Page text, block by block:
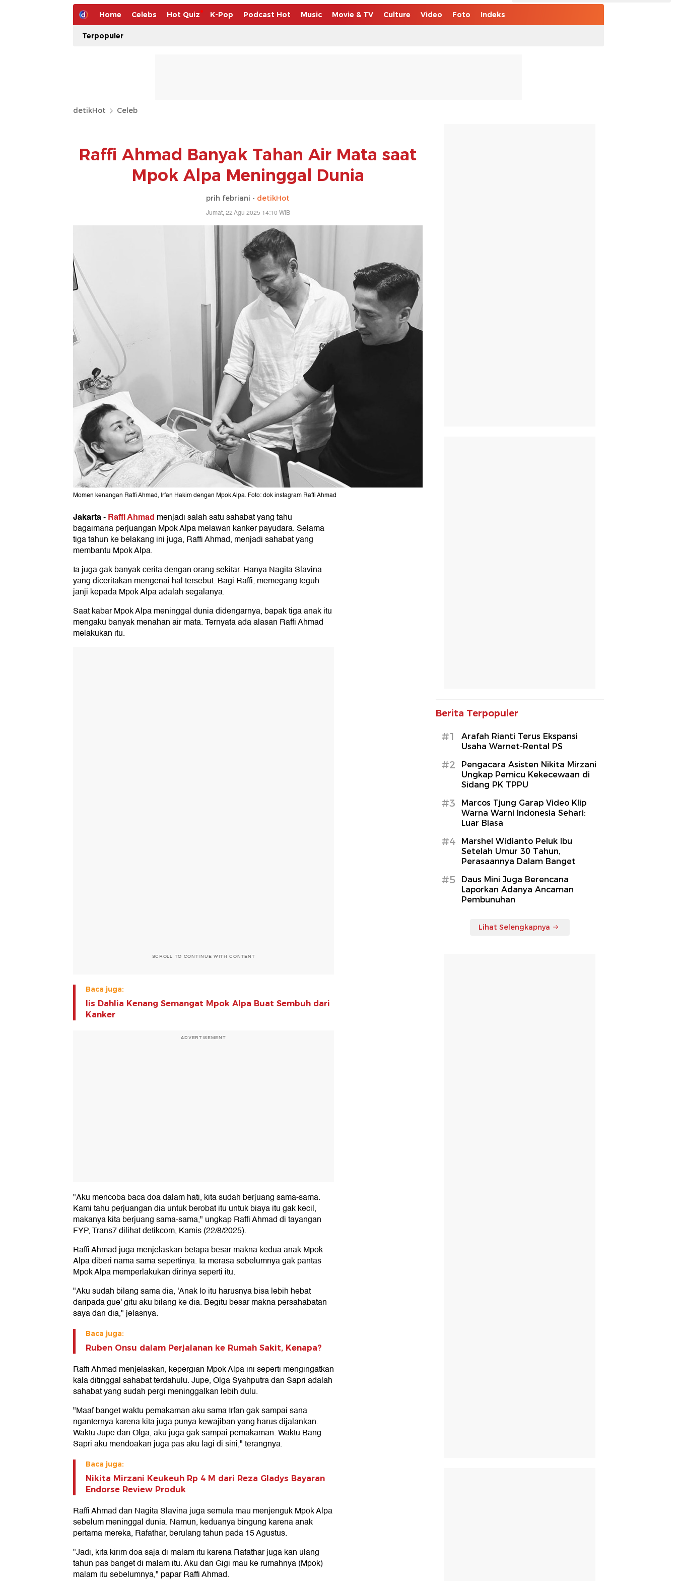
Home Celebs Hot Quiz K-Pop Podcast Hot Music Movie & TV Culture Video Foto Indeks
Terpopuler
detikHot Celeb
Raffi Ahmad Banyak Tahan Air Mata saat
Mpok Alpa Meninggal Dunia
prih febriani - detikHot
Jumat, 22 Agu 2025 14:10 WIB
Momen kenangan Raffi Ahmad, Irfan Hakim dengan Mpok Alpa. Foto: dok instagram Raffi Ahmad
Jakarta-Raffi Ahmad menjadi salah satu sahabat yang tahu
bagaimana perjuangan Mpok Alpa melawan kanker payudara. Selama
tiga tahun ke belakang ini juga, Raffi Ahmad, menjadi sahabat yang
membantu Mpok Alpa.
Ia juga gak banyak cerita dengan orang sekitar. Hanya Nagita Slavina
yang diceritakan mengenai hal tersebut. Bagi Raffi, memegang teguh
janji kepada Mpok Alpa adalah segalanya.
Saat kabar Mpok Alpa meninggal dunia didengarnya, bapak tiga anak itu
mengaku banyak menahan air mata. Ternyata ada alasan Raffi Ahmad
melakukan itu.
SCROLL TO CONTINUE WITH CONTENT
Baca juga:
Iis Dahlia Kenang Semangat Mpok Alpa Buat Sembuh dari
Kanker
ADVERTISEMENT
"Aku mencoba baca doa dalam hati, kita sudah berjuang sama-sama.
Kami tahu perjuangan dia untuk berobat itu untuk biaya itu gak kecil,
makanya kita berjuang sama-sama," ungkap Raffi Ahmad di tayangan
FYP, Trans7 dilihat detikcom, Kamis (22/8/2025).
Raffi Ahmad juga menjelaskan betapa besar makna kedua anak Mpok
Alpa diberi nama sama sepertinya. Ia merasa sebelumnya gak pantas
Mpok Alpa memperlakukan dirinya seperti itu.
"Aku sudah bilang sama dia, 'Anak lo itu harusnya bisa lebih hebat
daripada gue' gitu aku bilang ke dia. Begitu besar makna persahabatan
saya dan dia," jelasnya.
Baca juga:
Ruben Onsu dalam Perjalanan ke Rumah Sakit, Kenapa?
Raffi Ahmad menjelaskan, kepergian Mpok Alpa ini seperti mengingatkan
kala ditinggal sahabat terdahulu. Jupe, Olga Syahputra dan Sapri adalah
sahabat yang sudah pergi meninggalkan lebih dulu.
"Maaf banget waktu pemakaman aku sama Irfan gak sampai sana
nganternya karena kita juga punya kewajiban yang harus dijalankan.
Waktu Jupe dan Olga, aku juga gak sampai pemakaman. Waktu Bang
Sapri aku mendoakan juga pas aku lagi di sini," terangnya.
Baca juga:
Nikita Mirzani Keukeuh Rp 4 M dari Reza Gladys Bayaran
Endorse Review Produk
Raffi Ahmad dan Nagita Slavina juga semula mau menjenguk Mpok Alpa
sebelum meninggal dunia. Namun, keduanya bingung karena anak
pertama mereka, Rafathar, berulang tahun pada 15 Agustus.
"Jadi, kita kirim doa saja di malam itu karena Rafathar juga kan ulang
tahun pas banget di malam itu. Aku dan Gigi mau ke rumahnya (Mpok)
malam itu sebelumnya," papar Raffi Ahmad.
Berita Terpopuler
#1
Arafah Rianti Terus Ekspansi
Usaha Warnet-Rental PS
#2
Pengacara Asisten Nikita Mirzani
Ungkap Pemicu Kekecewaan di
Sidang PK TPPU
#3
Marcos Tjung Garap Video Klip
Warna Warni Indonesia Sehari:
Luar Biasa
#4
Marshel Widianto Peluk Ibu
Setelah Umur 30 Tahun,
Perasaannya Dalam Banget
#5
Daus Mini Juga Berencana
Laporkan Adanya Ancaman
Pembunuhan
Lihat Selengkapnya